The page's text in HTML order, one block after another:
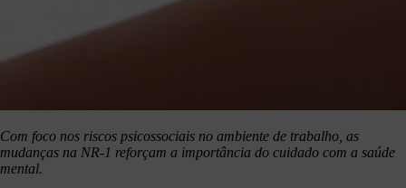
Com foco nos riscos psicossociais no ambiente de trabalho, as
mudanças na NR-1 reforçam a importância do cuidado com a saúde
mental.